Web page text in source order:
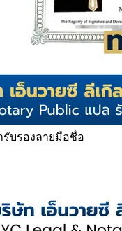
บรองลายมือชื่อ